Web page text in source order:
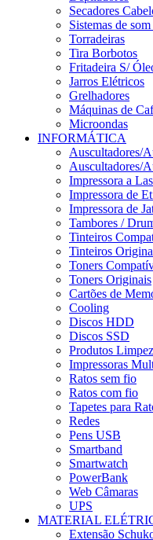
Secadores
Sistemas de
Torradeiras
Tira Borbotos
Fritadeira S/
Jarros Elétricos
Grelhadores
Máquinas de
Microondas
INFORMÁTICA
Auscultadores/
Auscultadores/
Impressora a
Impressora de
Impressora de
Tambores /
Tinteiros
Tinteiros
Toners
Toners Originais
Cartões de
Cooling
Discos HDD
Discos SSD
Produtos
Impressoras
Ratos sem fio
Ratos com fio
Tapetes para
Redes
Pens USB
Smartband
Smartwatch
PowerBank
Web Câmaras
UPS
MATERIAL
Extensão